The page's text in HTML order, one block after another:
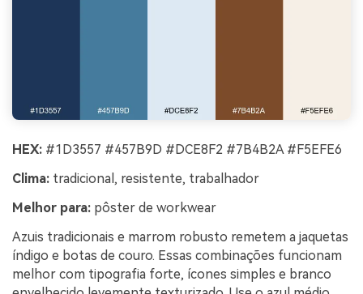
HEX: #1D3557 #457B9D #DCE8F2 #7B4B2A #F5EFE6
Clima: tradicional, resistente, trabalhador
Melhor para: pôster de workwear
Azuis tradicionais e marrom robusto remetem a jaquetas
índigo e botas de couro. Essas combinações funcionam
melhor com tipografia forte, ícones simples e branco